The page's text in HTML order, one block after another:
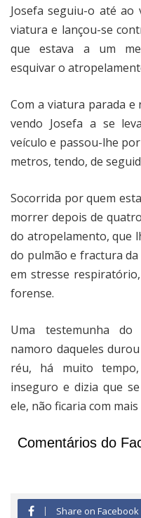
Josefa seguiu-o até ao
viatura e lançou-se
que estava a um
esquivar o
Com a viatura parada
vendo Josefa a se
veículo e passou-lhe
metros, tendo, de
Socorrida por quem
morrer depois de
do atropelamento, que
do pulmão e fractura
em stresse
forense.
Uma testemunha do
namoro daqueles
réu, há muito
inseguro e dizia que
ele, não ficaria com
Comentários do
Share on Facebook